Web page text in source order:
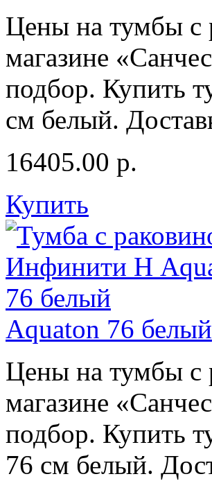
Цены на тумбы с
магазине
подбор. Купить
см белый.
16405.00 р.
Купить
Aquaton 76 белый
Цены на тумбы с
магазине
подбор. Купить
76 см белый.